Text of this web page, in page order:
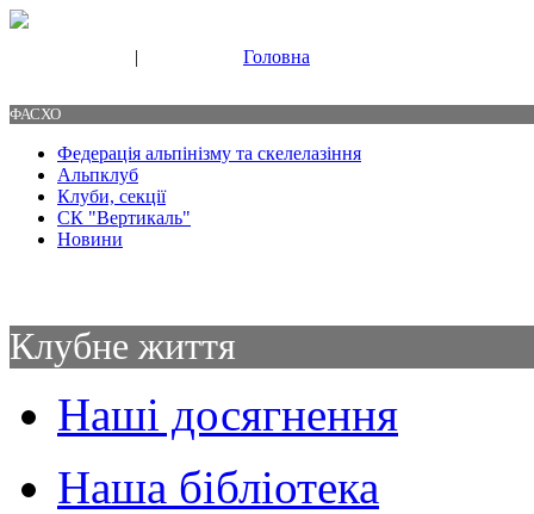
| Головна
ФАСХО
Федерація альпінізму та скелелазіння
Альпклуб
Клуби, секції
СК "Вертикаль"
Новини
Клубне життя
Наші досягнення
Наша бібліотека